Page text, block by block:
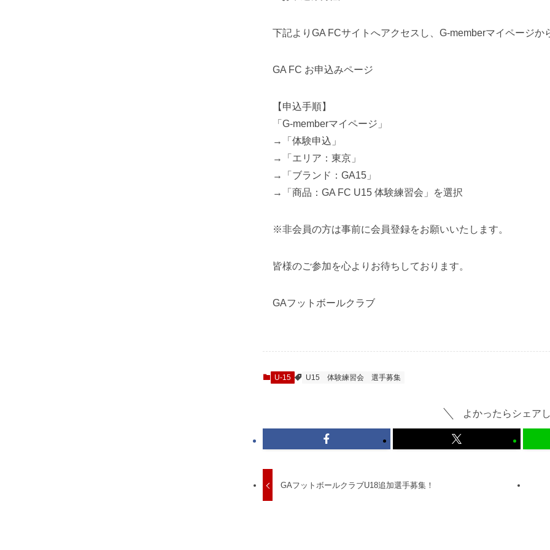
下記よりGA FCサイトへアクセスし、G-memberマイページか
GA FC お申込みページ
【申込手順】
「G-memberマイページ」
→「体験申込」
→「エリア：東京」
→「ブランド：GA15」
→「商品：GA FC U15 体験練習会」を選択
※非会員の方は事前に会員登録をお願いいたします。
皆様のご参加を心よりお待ちしております。
GAフットボールクラブ
U-15 U15 体験練習会 選手募集
よかったらシェア
GAフットボールクラブU18追加選手募集！